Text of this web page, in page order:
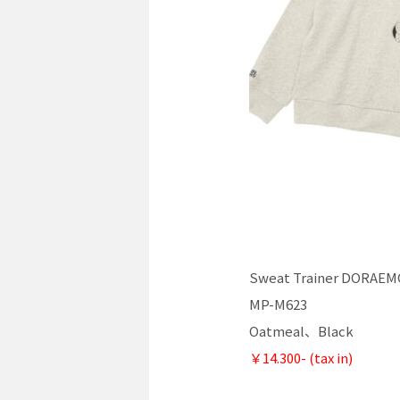
Sweat Trainer
MP-M623
Oatmeal、Black
￥14.300- (tax in)